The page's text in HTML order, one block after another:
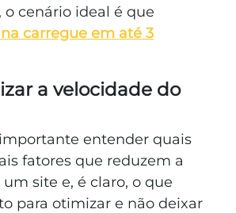
o cenário ideal é que
carregue em até 3
a velocidade do
entender quais
fatores que reduzem a
site e, é claro, o que
para otimizar e não deixar